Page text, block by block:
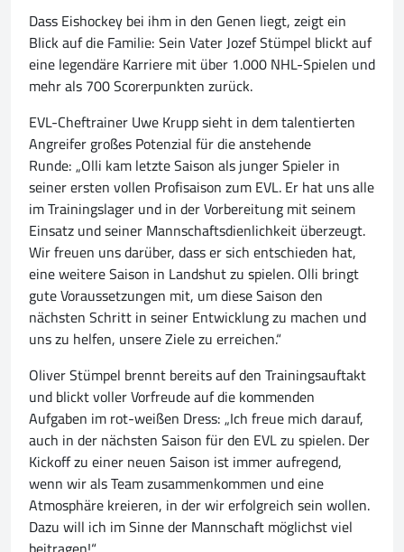
Dass Eishockey bei ihm in den Genen liegt, zeigt ein
Blick auf die Familie: Sein Vater Jozef Stümpel blickt auf
eine legendäre Karriere mit über 1.000 NHL-Spielen und
mehr als 700 Scorerpunkten zurück.
EVL-Cheftrainer Uwe Krupp sieht in dem talentierten
Angreifer großes Potenzial für die anstehende
Runde: „Olli kam letzte Saison als junger Spieler in
seiner ersten vollen Profisaison zum EVL. Er hat uns alle
im Trainingslager und in der Vorbereitung mit seinem
Einsatz und seiner Mannschaftsdienlichkeit überzeugt.
Wir freuen uns darüber, dass er sich entschieden hat,
eine weitere Saison in Landshut zu spielen. Olli bringt
gute Voraussetzungen mit, um diese Saison den
nächsten Schritt in seiner Entwicklung zu machen und
uns zu helfen, unsere Ziele zu erreichen.“
Oliver Stümpel brennt bereits auf den Trainingsauftakt
und blickt voller Vorfreude auf die kommenden
Aufgaben im rot-weißen Dress: „Ich freue mich darauf,
auch in der nächsten Saison für den EVL zu spielen. Der
Kickoff zu einer neuen Saison ist immer aufregend,
wenn wir als Team zusammenkommen und eine
Atmosphäre kreieren, in der wir erfolgreich sein wollen.
Dazu will ich im Sinne der Mannschaft möglichst viel